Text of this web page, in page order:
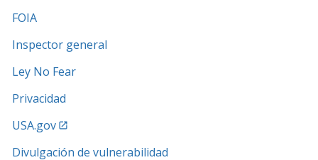
FOIA
Inspector general
Ley No Fear
Privacidad
USA.gov
Divulgación de vulnerabilidad